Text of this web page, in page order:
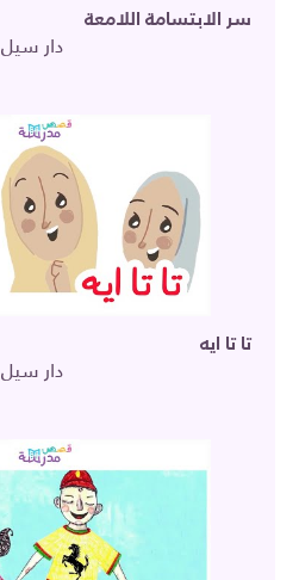
سر الابتسامة اللامعة
دار سيل
تا تا ايه
دار سيل